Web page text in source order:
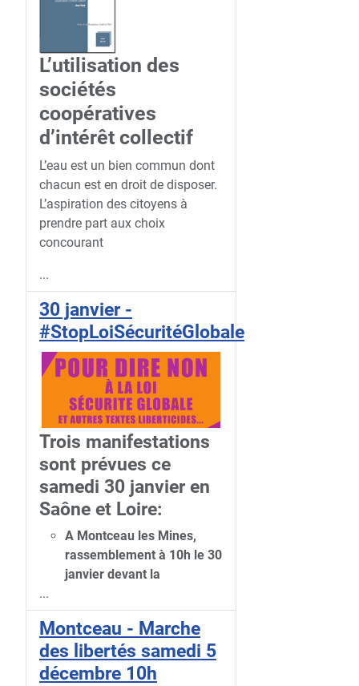
L’utilisation des
sociétés
coopératives
d’intérêt collectif
L’eau est un bien commun dont
chacun est en droit de disposer.
L’aspiration des citoyens à
prendre part aux choix
concourant
...
30 janvier -
#StopLoiSécuritéGlobale
Trois manifestations
sont prévues ce
samedi 30 janvier en
Saône et Loire:
A Montceau les Mines,
rassemblement à 10h le 30
janvier devant la
...
Montceau - Marche
des libertés samedi 5
décembre 10h